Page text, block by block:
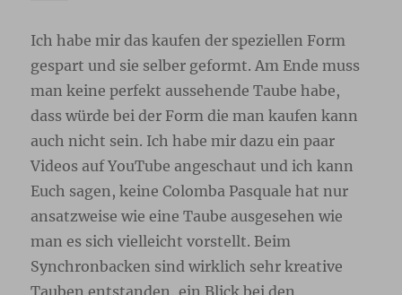
Ich habe mir das kaufen der speziellen Form
gespart und sie selber geformt. Am Ende muss
man keine perfekt aussehende Taube habe,
dass würde bei der Form die man kaufen kann
auch nicht sein. Ich habe mir dazu ein paar
Videos auf YouTube angeschaut und ich kann
Euch sagen, keine Colomba Pasquale hat nur
ansatzweise wie eine Taube ausgesehen wie
man es sich vielleicht vorstellt. Beim
Synchronbacken sind wirklich sehr kreative
Tauben entstanden, ein Blick bei den